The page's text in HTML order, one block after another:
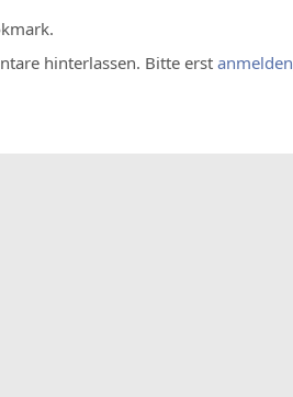
hinterlassen. Bitte erst anmelden